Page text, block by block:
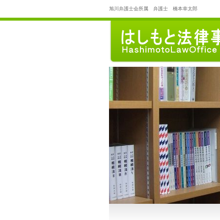
旭川弁護士会所属 弁護士 橋本幸太郎